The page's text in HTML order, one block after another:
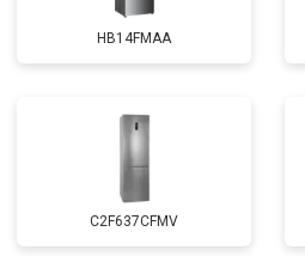
HB14FMAA
C2F637CFMV